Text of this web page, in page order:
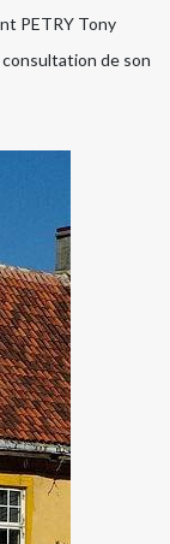
PETRY Tony
de son